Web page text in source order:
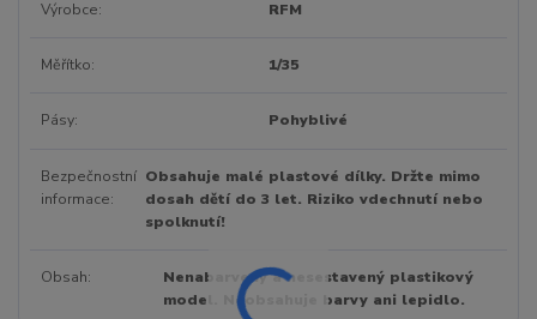
Výrobce RFM
Měřítko 1/35
Pásy Pohyblivé
Bezpečnostní
informace
Obsahuje malé plastové dílky. Držte mimo
dosah dětí do 3 let. Riziko vdechnutí nebo
spolknutí!
Obsah
Nenabarvený a nesestavený plastikový
model. Neobsahuje barvy ani lepidlo.